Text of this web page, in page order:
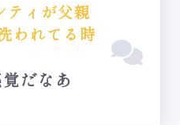
ティが父親
われてる時
だなあ